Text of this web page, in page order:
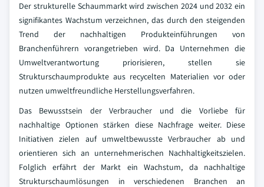
Der strukturelle Schaummarkt wird zwischen 2024 und 2032 ein
signifikantes Wachstum verzeichnen, das durch den steigenden
Trend der nachhaltigen Produkteinführungen von
Branchenführern vorangetrieben wird. Da Unternehmen die
Umweltverantwortung priorisieren, stellen sie
Strukturschaumprodukte aus recycelten Materialien vor oder
nutzen umweltfreundliche Herstellungsverfahren.
Das Bewusstsein der Verbraucher und die Vorliebe für
nachhaltige Optionen stärken diese Nachfrage weiter. Diese
Initiativen zielen auf umweltbewusste Verbraucher ab und
orientieren sich an unternehmerischen Nachhaltigkeitszielen.
Folglich erfährt der Markt ein Wachstum, da nachhaltige
Strukturschaumlösungen in verschiedenen Branchen an